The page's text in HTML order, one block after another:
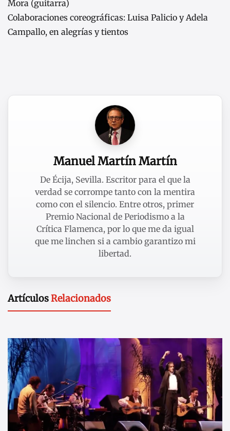
Mora (guitarra)
Colaboraciones coreográficas: Luisa Palicio y Adela
Campallo, en alegrías y tientos
Manuel Martín Martín
De Écija, Sevilla. Escritor para el que la
verdad se corrompe tanto con la mentira
como con el silencio. Entre otros, primer
Premio Nacional de Periodismo a la
Crítica Flamenca, por lo que me da igual
que me linchen si a cambio garantizo mi
libertad.
ArtículosRelacionados